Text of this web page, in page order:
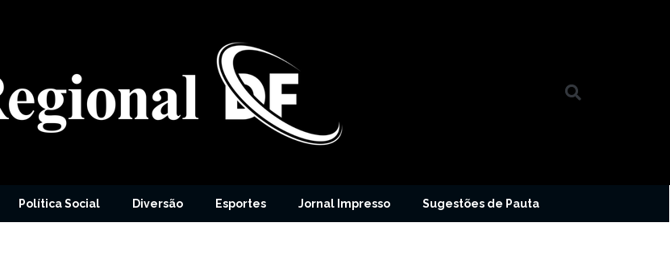
Política Social Diversão Esportes Jornal Impresso Sugestões de Pauta